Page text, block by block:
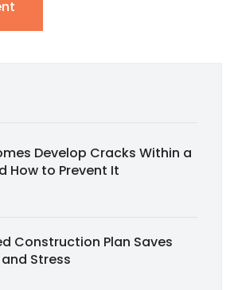
Develop Cracks Within a
How to Prevent It
Construction Plan Saves
Stress